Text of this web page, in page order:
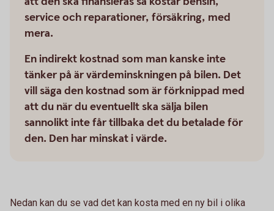
service och reparationer, försäkring, med
mera.
En indirekt kostnad som man kanske inte
tänker på är värdeminskningen på bilen. Det
vill säga den kostnad som är förknippad med
att du när du eventuellt ska sälja bilen
sannolikt inte får tillbaka det du betalade för
den. Den har minskat i värde.
Nedan kan du se vad det kan kosta med en ny bil i olika